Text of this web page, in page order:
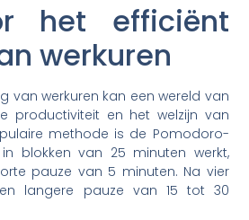
het efficiënt
werkuren
van werkuren kan een wereld van
productiviteit en het welzijn van
methode is de Pomodoro-
blokken van 25 minuten werkt,
pauze van 5 minuten. Na vier
langere pauze van 15 tot 30